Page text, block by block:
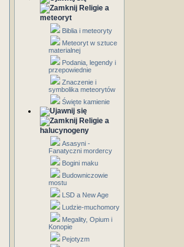
Religie a
meteoryt
Biblia i meteoryty
Meteoryt w sztuce
materialnej
Podania, legendy i
przepowiednie
Znaczenie i
symbolika meteorytów
Święte kamienie
Religie a
halucynogeny
Asasyni -
Fanatyczni mordercy
Bogini maku
Budowniczowie
mostu
LSD a New Age
Ludzie-muchomory
Megality, Opium i
Konopie
Pejotyzm